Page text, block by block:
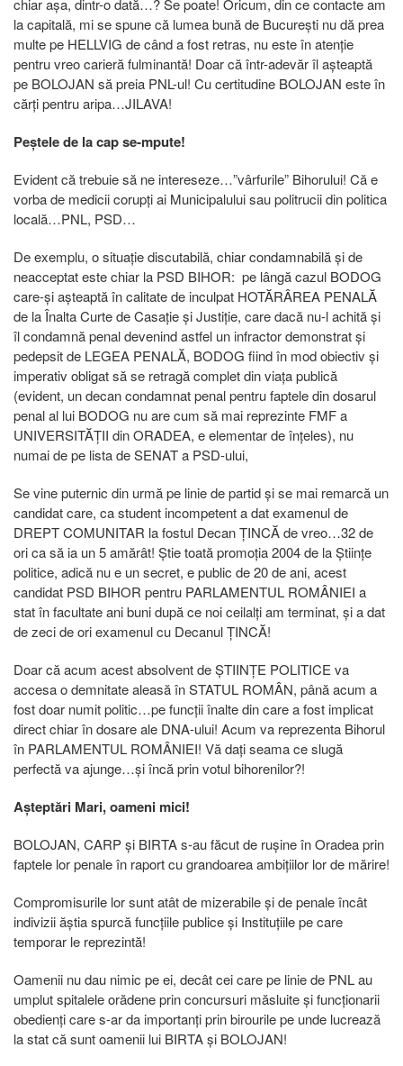
chiar așa, dintr-o dată…? Se poate! Oricum, din ce contacte am
la capitală, mi se spune că lumea bună de București nu dă prea
multe pe HELLVIG de când a fost retras, nu este în atenție
pentru vreo carieră fulminantă! Doar că într-adevăr îl așteaptă
pe BOLOJAN să preia PNL-ul! Cu certitudine BOLOJAN este în
cărți pentru aripa…JILAVA!
Peștele de la cap se-mpute!
Evident că trebuie să ne intereseze…”vârfurile” Bihorului! Că e
vorba de medicii corupți ai Municipalului sau politrucii din politica
locală…PNL, PSD…
De exemplu, o situație discutabilă, chiar condamnabilă și de
neacceptat este chiar la PSD BIHOR: pe lângă cazul BODOG
care-și așteaptă în calitate de inculpat HOTĂRÂREA PENALĂ
de la Înalta Curte de Casație și Justiție, care dacă nu-l achită și
îl condamnă penal devenind astfel un infractor demonstrat și
pedepsit de LEGEA PENALĂ, BODOG fiind în mod obiectiv și
imperativ obligat să se retragă complet din viața publică
(evident, un decan condamnat penal pentru faptele din dosarul
penal al lui BODOG nu are cum să mai reprezinte FMF a
UNIVERSITĂȚII din ORADEA, e elementar de înțeles), nu
numai de pe lista de SENAT a PSD-ului,
Se vine puternic din urmă pe linie de partid și se mai remarcă un
candidat care, ca student incompetent a dat examenul de
DREPT COMUNITAR la fostul Decan ȚINCĂ de vreo…32 de
ori ca să ia un 5 amărât! Știe toată promoția 2004 de la Științe
politice, adică nu e un secret, e public de 20 de ani, acest
candidat PSD BIHOR pentru PARLAMENTUL ROMÂNIEI a
stat în facultate ani buni după ce noi ceilalți am terminat, și a dat
de zeci de ori examenul cu Decanul ȚINCĂ!
Doar că acum acest absolvent de ȘTIINȚE POLITICE va
accesa o demnitate aleasă în STATUL ROMÂN, până acum a
fost doar numit politic…pe funcții înalte din care a fost implicat
direct chiar în dosare ale DNA-ului! Acum va reprezenta Bihorul
în PARLAMENTUL ROMÂNIEI! Vă dați seama ce slugă
perfectă va ajunge…și încă prin votul bihorenilor?!
Așteptări Mari, oameni mici!
BOLOJAN, CARP și BIRTA s-au făcut de rușine în Oradea prin
faptele lor penale în raport cu grandoarea ambițiilor lor de mărire!
Compromisurile lor sunt atât de mizerabile și de penale încât
indivizii ăștia spurcă funcțiile publice și Instituțiile pe care
temporar le reprezintă!
Oamenii nu dau nimic pe ei, decât cei care pe linie de PNL au
umplut spitalele orădene prin concursuri măsluite și funcționarii
obedienți care s-ar da importanți prin birourile pe unde lucrează
la stat că sunt oamenii lui BIRTA și BOLOJAN!